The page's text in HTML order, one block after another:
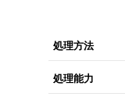
処理方法
処理能力